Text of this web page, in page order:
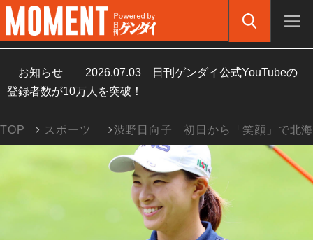
お知らせ 2026.07.03
日刊ゲンダイ公式YouTubeの
登録者数が10万人を突破！
TOP スポーツ 渋野日向子 初日から「笑顔」で北